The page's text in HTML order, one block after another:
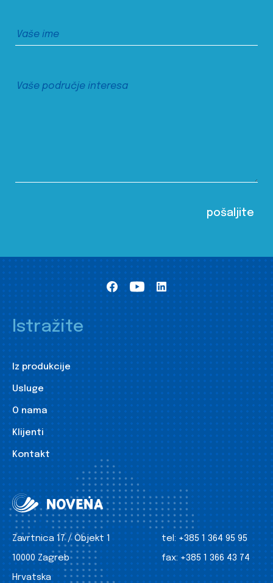
Istražite
Iz produkcije
Usluge
O nama
Klijenti
Kontakt
Zavrtnica 17 / Objekt 1
10000 Zagreb
Hrvatska
tel: +385 1 364 95 95
fax: +385 1 366 43 74